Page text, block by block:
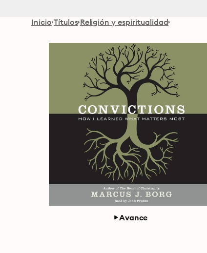
Inicio Títulos Religión y espiritualidad
Avance